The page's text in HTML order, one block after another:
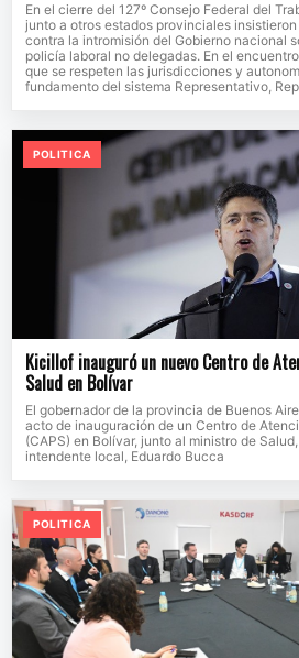
En el cierre del 127º Consejo Federal del
junto a otros estados provinciales
contra la intromisión del Gobierno nacional
policía laboral no delegadas. En el
que se respeten las jurisdicciones y
fundamento del sistema Representativo,
POLITICA
Kicillof inauguró un nuevo Centro de
Salud en Bolívar
El gobernador de la provincia de Buenos
acto de inauguración de un Centro de
(CAPS) en Bolívar, junto al ministro de
intendente local, Eduardo Bucca
POLITICA